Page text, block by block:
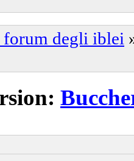
forum degli iblei